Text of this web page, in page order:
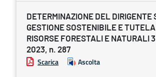
DETERMINAZIONE DEL DIRIGENTE
GESTIONE SOSTENIBILE E
RISORSE FORESTALI E NATURALI
2023, n. 287
Scarica Ascolta